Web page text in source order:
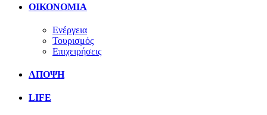
ΟΙΚΟΝΟΜΙΑ
Ενέργεια
Τουρισμός
Επιχειρήσεις
ΑΠΟΨΗ
LIFE